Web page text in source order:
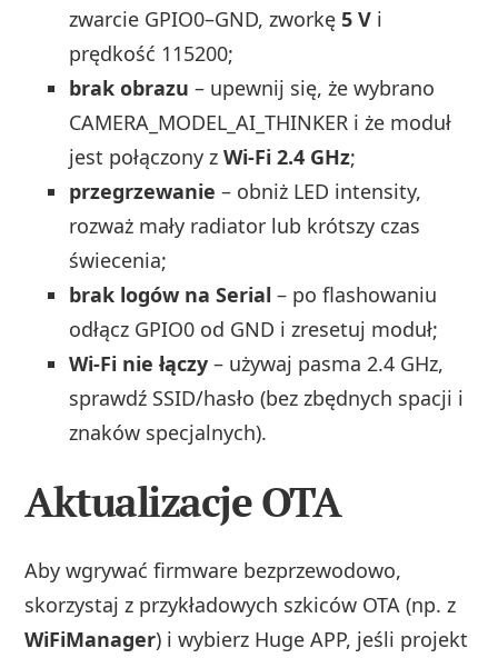
zwarcie GPIO0–GND, zworkę5 V i
prędkość 115200;
brak obrazu – upewnij się, że wybrano
CAMERA_MODEL_AI_THINKER i że moduł
jest połączony zWi‑Fi 2.4 GHz;
przegrzewanie – obniż LED intensity,
rozważ mały radiator lub krótszy czas
świecenia;
brak logów na Serial – po flashowaniu
odłącz GPIO0 od GND i zresetuj moduł;
Wi‑Fi nie łączy – używaj pasma 2.4 GHz,
sprawdź SSID/hasło (bez zbędnych spacji i
znaków specjalnych).
Aktualizacje OTA
Aby wgrywać firmware bezprzewodowo,
skorzystaj z przykładowych szkiców OTA (np. z
WiFiManager) i wybierz Huge APP, jeśli projekt